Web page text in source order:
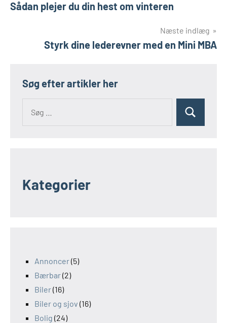
Sådan plejer du din hest om vinteren
Næste indlæg
Styrk dine lederevner med en Mini MBA
Søg efter artikler her
Kategorier
Annoncer(5)
Bærbar(2)
Biler(16)
Biler og sjov (16)
Bolig (24)